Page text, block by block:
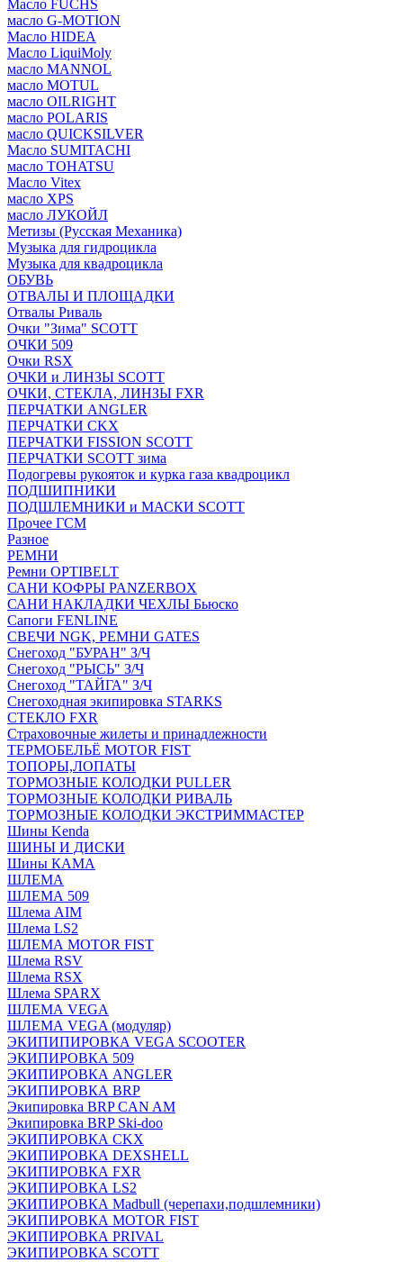
Масло FUCHS
масло G-MOTION
Масло HIDEA
Масло LiquiMoly
масло MANNOL
масло MOTUL
масло OILRIGHT
масло POLARIS
масло QUICKSILVER
Масло SUMITACHI
масло TOHATSU
Масло Vitex
масло XPS
масло ЛУКОЙЛ
Метизы (Русская Механика)
Музыка для гидроцикла
Музыка для квадроцикла
ОБУВЬ
ОТВАЛЫ И ПЛОЩАДКИ
Отвалы Риваль
Очки "Зима" SCOTT
ОЧКИ 509
Очки RSX
ОЧКИ и ЛИНЗЫ SCOTT
ОЧКИ, СТЕКЛА, ЛИНЗЫ FXR
ПЕРЧАТКИ ANGLER
ПЕРЧАТКИ CKX
ПЕРЧАТКИ FISSION SCOTT
ПЕРЧАТКИ SCOTT зима
Подогревы рукояток и курка газа квадроцикл
ПОДШИПНИКИ
ПОДШЛЕМНИКИ и МАСКИ SCOTT
Прочее ГСМ
Разное
РЕМНИ
Ремни OPTIBELT
САНИ КОФРЫ PANZERBOX
САНИ НАКЛАДКИ ЧЕХЛЫ Бьюско
Сапоги FENLINE
СВЕЧИ NGK, РЕМНИ GATES
Снегоход "БУРАН" З/Ч
Снегоход "РЫСЬ" З/Ч
Снегоход "ТАЙГА" З/Ч
Снегоходная экипировка STARKS
СТЕКЛО FXR
Страховочные жилеты и принадлежности
ТЕРМОБЕЛЬЁ MOTOR FIST
ТОПОРЫ,ЛОПАТЫ
ТОРМОЗНЫЕ КОЛОДКИ PULLER
ТОРМОЗНЫЕ КОЛОДКИ РИВАЛЬ
ТОРМОЗНЫЕ КОЛОДКИ ЭКСТРИММАСТЕР
Шины Kenda
ШИНЫ И ДИСКИ
Шины КАМА
ШЛЕМА
ШЛЕМА 509
Шлема AIM
Шлема LS2
ШЛЕМА MOTOR FIST
Шлема RSV
Шлема RSX
Шлема SPARX
ШЛЕМА VEGA
ШЛЕМА VEGA (модуляр)
ЭКИПИПИРОВКА VEGA SCOOTER
ЭКИПИРОВКА 509
ЭКИПИРОВКА ANGLER
ЭКИПИРОВКА BRP
Экипировка BRP CAN AM
Экипировка BRP Ski-doo
ЭКИПИРОВКА CKX
ЭКИПИРОВКА DEXSHELL
ЭКИПИРОВКА FXR
ЭКИПИРОВКА LS2
ЭКИПИРОВКА Madbull (черепахи,подшлемники)
ЭКИПИРОВКА MOTOR FIST
ЭКИПИРОВКА PRIVAL
ЭКИПИРОВКА SCOTT